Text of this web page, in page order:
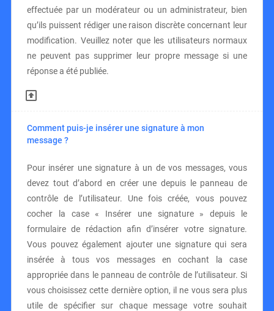
effectuée par un modérateur ou un administrateur, bien
qu’ils puissent rédiger une raison discrète concernant leur
modification. Veuillez noter que les utilisateurs normaux
ne peuvent pas supprimer leur propre message si une
réponse a été publiée.
Comment puis-je insérer une signature à mon
message ?
Pour insérer une signature à un de vos messages, vous
devez tout d’abord en créer une depuis le panneau de
contrôle de l’utilisateur. Une fois créée, vous pouvez
cocher la case « Insérer une signature » depuis le
formulaire de rédaction afin d’insérer votre signature.
Vous pouvez également ajouter une signature qui sera
insérée à tous vos messages en cochant la case
appropriée dans le panneau de contrôle de l’utilisateur. Si
vous choisissez cette dernière option, il ne vous sera plus
utile de spécifier sur chaque message votre souhait